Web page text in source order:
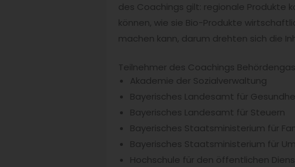
des Coachings gilt: regionale Produkte
können, wie sie Bio-Produkte
machen kann, darum drehten sich die
Teilnehmer des Coachings
Akademie der Sozialverwaltung
Bayerisches Landesamt für
Bayerisches Landesamt für Steuern
Bayerisches Staatsministerium für
Bayerisches Staatsministerium für
Hochschule für den öffentlichen